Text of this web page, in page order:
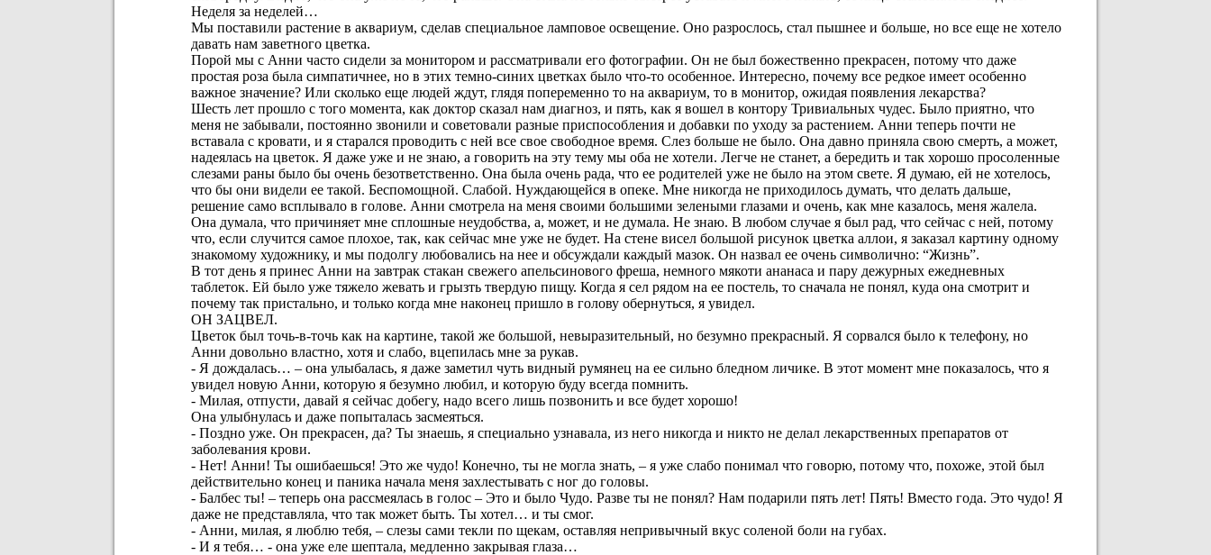
Неделя за неделей…
Мы поставили растение в аквариум, сделав специальное ламповое освещение. Оно разрослось, стал пышнее и больше, но все еще не хотело
давать нам заветного цветка.
Порой мы с Анни часто сидели за монитором и рассматривали его фотографии. Он не был божественно прекрасен, потому что даже
простая роза была симпатичнее, но в этих темно-синих цветках было что-то особенное. Интересно, почему все редкое имеет особенно
важное значение? Или сколько еще людей ждут, глядя попеременно то на аквариум, то в монитор, ожидая появления лекарства?
Шесть лет прошло с того момента, как доктор сказал нам диагноз, и пять, как я вошел в контору Тривиальных чудес. Было приятно, что
меня не забывали, постоянно звонили и советовали разные приспособления и добавки по уходу за растением. Анни теперь почти не
вставала с кровати, и я старался проводить с ней все свое свободное время. Слез больше не было. Она давно приняла свою смерть, а может,
надеялась на цветок. Я даже уже и не знаю, а говорить на эту тему мы оба не хотели. Легче не станет, а бередить и так хорошо просоленные
слезами раны было бы очень безответственно. Она была очень рада, что ее родителей уже не было на этом свете. Я думаю, ей не хотелось,
что бы они видели ее такой. Беспомощной. Слабой. Нуждающейся в опеке. Мне никогда не приходилось думать, что делать дальше,
решение само всплывало в голове. Анни смотрела на меня своими большими зелеными глазами и очень, как мне казалось, меня жалела.
Она думала, что причиняет мне сплошные неудобства, а, может, и не думала. Не знаю. В любом случае я был рад, что сейчас с ней, потому
что, если случится самое плохое, так, как сейчас мне уже не будет. На стене висел большой рисунок цветка аллои, я заказал картину одному
знакомому художнику, и мы подолгу любовались на нее и обсуждали каждый мазок. Он назвал ее очень символично: “Жизнь”.
В тот день я принес Анни на завтрак стакан свежего апельсинового фреша, немного мякоти ананаса и пару дежурных ежедневных
таблеток. Ей было уже тяжело жевать и грызть твердую пищу. Когда я сел рядом на ее постель, то сначала не понял, куда она смотрит и
почему так пристально, и только когда мне наконец пришло в голову обернуться, я увидел.
ОН ЗАЦВЕЛ.
Цветок был точь-в-точь как на картине, такой же большой, невыразительный, но безумно прекрасный. Я сорвался было к телефону, но
Анни довольно властно, хотя и слабо, вцепилась мне за рукав.
- Я дождалась… – она улыбалась, я даже заметил чуть видный румянец на ее сильно бледном личике. В этот момент мне показалось, что я
увидел новую Анни, которую я безумно любил, и которую буду всегда помнить.
- Милая, отпусти, давай я сейчас добегу, надо всего лишь позвонить и все будет хорошо!
Она улыбнулась и даже попыталась засмеяться.
- Поздно уже. Он прекрасен, да? Ты знаешь, я специально узнавала, из него никогда и никто не делал лекарственных препаратов от
заболевания крови.
- Нет! Анни! Ты ошибаешься! Это же чудо! Конечно, ты не могла знать, – я уже слабо понимал что говорю, потому что, похоже, этой был
действительно конец и паника начала меня захлестывать с ног до головы.
- Балбес ты! – теперь она рассмеялась в голос – Это и было Чудо. Разве ты не понял? Нам подарили пять лет! Пять! Вместо года. Это чудо! Я
даже не представляла, что так может быть. Ты хотел… и ты смог.
- Анни, милая, я люблю тебя, – слезы сами текли по щекам, оставляя непривычный вкус соленой боли на губах.
- И я тебя… - она уже еле шептала, медленно закрывая глаза…